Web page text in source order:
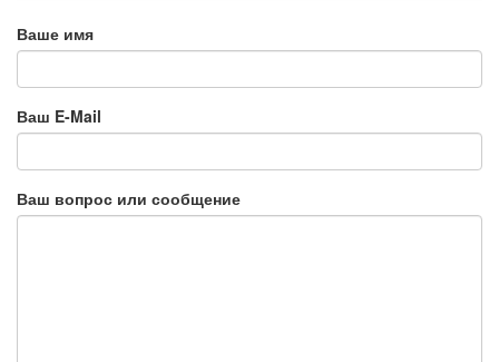
Ваше имя
Ваш E-Mail
Ваш вопрос или сообщение